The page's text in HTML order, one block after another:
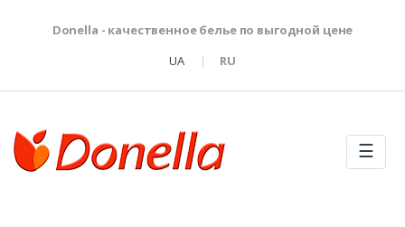
Donella - качественное белье по выгодной цене
UA
RU
☰